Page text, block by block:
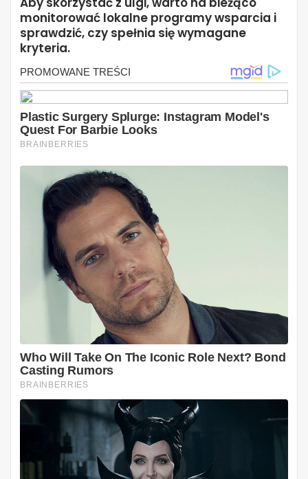
monitorować lokalne programy wsparcia i
sprawdzić, czy spełnia się wymagane
kryteria.